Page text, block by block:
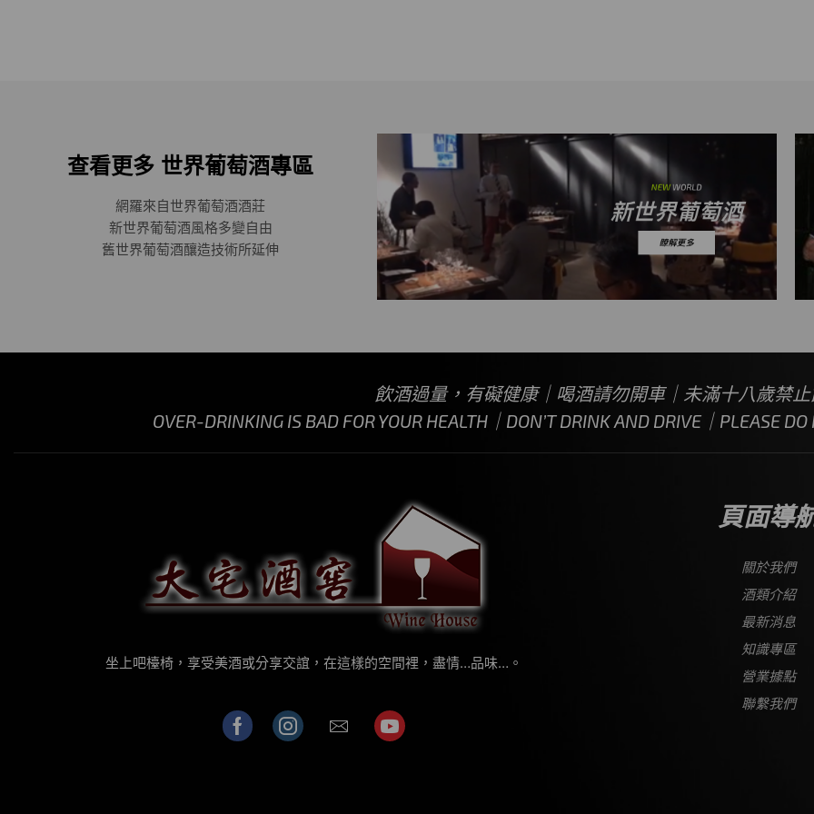
查看更多 世界葡萄酒專區
網羅來自世界葡萄酒酒莊
新世界葡萄酒風格多變自由
舊世界葡萄酒釀造技術所延伸
飲酒過量，有礙健康｜喝酒請勿開車｜未滿十八歲禁
OVER-DRINKING IS BAD FOR YOUR HEALTH｜DON’T DRINK AND DRIVE｜PLEASE
坐上吧檯椅，享受美酒或分享交誼，在這樣的空間裡，盡情…品味…。
頁面導
關於我們
酒類介紹
最新消息
知識專區
營業據點
聯繫我們